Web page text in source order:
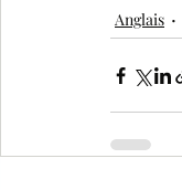
Anglais